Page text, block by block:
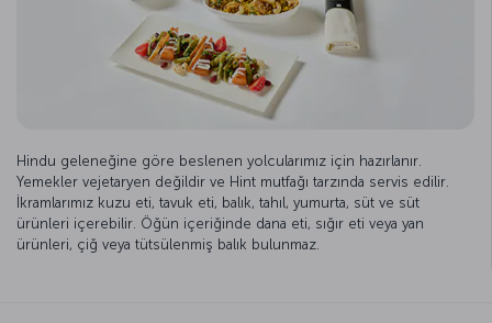
Hindu geleneğine göre beslenen yolcularımız için hazırlanır.
Yemekler vejetaryen değildir ve Hint mutfağı tarzında servis edilir.
İkramlarımız kuzu eti, tavuk eti, balık, tahıl, yumurta, süt ve süt
ürünleri içerebilir. Öğün içeriğinde dana eti, sığır eti veya yan
ürünleri, çiğ veya tütsülenmiş balık bulunmaz.